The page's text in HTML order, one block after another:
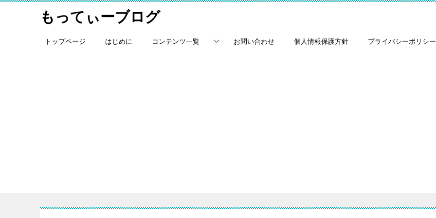
もってぃーブログ
トップページ はじめに コンテンツ一覧 お問い合わせ 個人情報保護方針 プライバシーポリシー